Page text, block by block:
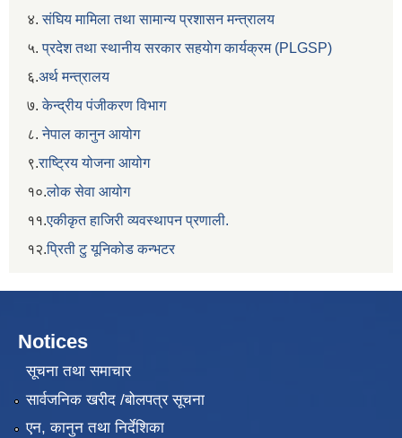
४.संघिय मामिला तथा सामान्य प्रशासन मन्त्रालय
५.प्रदेश तथा स्थानीय सरकार सहयाेग कार्यक्रम (PLGSP)
६.अर्थ मन्त्रालय
७.केन्द्रीय पंजीकरण विभाग
८.नेपाल कानुन आयोग
९.राष्ट्रिय योजना आयोग
१०.लोक सेवा आयोग
११.एकीकृत हाजिरी व्यवस्थापन प्रणाली.
१२.प्रिती टु यूनिकोड कन्भटर
Notices
सूचना तथा समाचार
सार्वजनिक खरीद /बोलपत्र सूचना
एन, कानुन तथा निर्देशिका